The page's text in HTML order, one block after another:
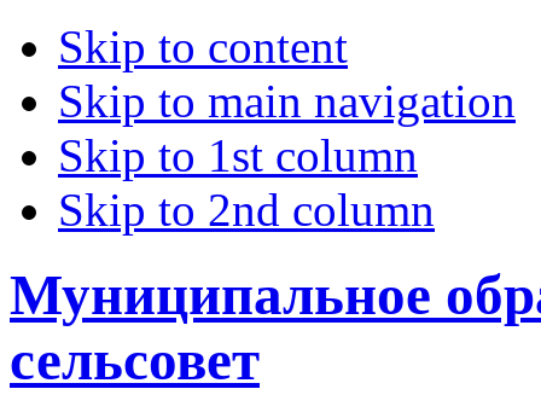
Skip to content
Skip to main navigation
Skip to 1st column
Skip to 2nd column
Муниципальное
сельсовет